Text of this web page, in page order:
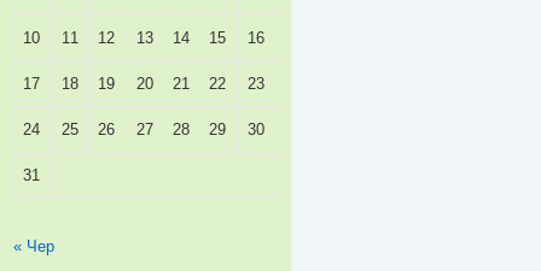
10 11 12 13 14 15 16
17 18 19 20 21 22 23
24 25 26 27 28 29 30
31
« Чер